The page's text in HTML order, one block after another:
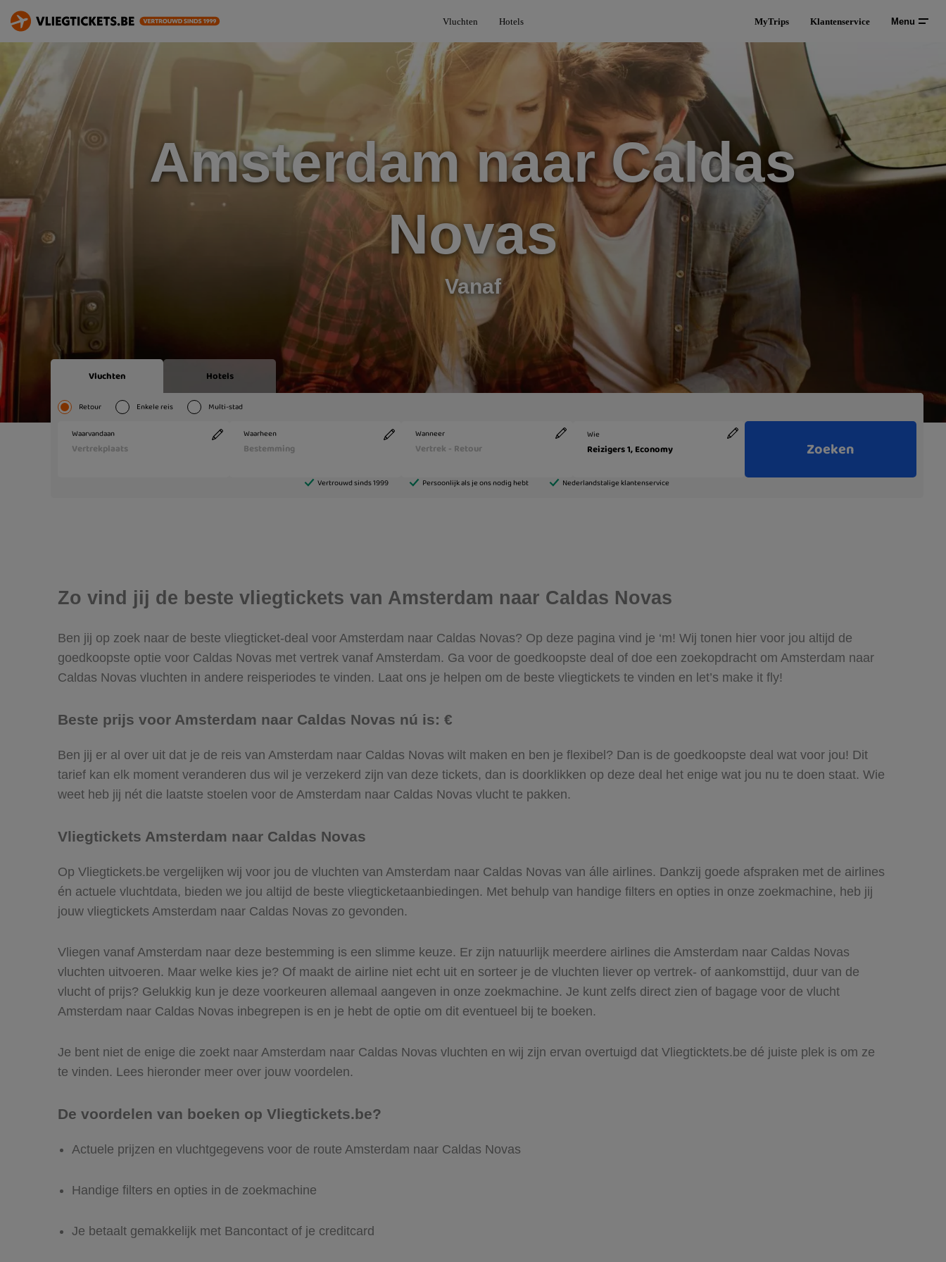
Vluchten Hotels MyTrips Klantenservice Menu
Amsterdam naar Caldas
Novas
Vanaf
Zo vind jij de beste vliegtickets van Amsterdam naar Caldas Novas
Ben jij op zoek naar de beste vliegticket-deal voor Amsterdam naar Caldas Novas? Op deze pagina vind je ‘m! Wij tonen hier voor jou altijd de
goedkoopste optie voor Caldas Novas met vertrek vanaf Amsterdam. Ga voor de goedkoopste deal of doe een zoekopdracht om Amsterdam naar
Caldas Novas vluchten in andere reisperiodes te vinden. Laat ons je helpen om de beste vliegtickets te vinden en let’s make it fly!
Beste prijs voor Amsterdam naar Caldas Novas nú is: €
Ben jij er al over uit dat je de reis van Amsterdam naar Caldas Novas wilt maken en ben je flexibel? Dan is de goedkoopste deal wat voor jou! Dit
tarief kan elk moment veranderen dus wil je verzekerd zijn van deze tickets, dan is doorklikken op deze deal het enige wat jou nu te doen staat. Wie
weet heb jij nét die laatste stoelen voor de Amsterdam naar Caldas Novas vlucht te pakken.
Vliegtickets Amsterdam naar Caldas Novas
Op Vliegtickets.be vergelijken wij voor jou de vluchten van Amsterdam naar Caldas Novas van álle airlines. Dankzij goede afspraken met de airlines
én actuele vluchtdata, bieden we jou altijd de beste vliegticketaanbiedingen. Met behulp van handige filters en opties in onze zoekmachine, heb jij
jouw vliegtickets Amsterdam naar Caldas Novas zo gevonden.
Vliegen vanaf Amsterdam naar deze bestemming is een slimme keuze. Er zijn natuurlijk meerdere airlines die Amsterdam naar Caldas Novas
vluchten uitvoeren. Maar welke kies je? Of maakt de airline niet echt uit en sorteer je de vluchten liever op vertrek- of aankomsttijd, duur van de
vlucht of prijs? Gelukkig kun je deze voorkeuren allemaal aangeven in onze zoekmachine. Je kunt zelfs direct zien of bagage voor de vlucht
Amsterdam naar Caldas Novas inbegrepen is en je hebt de optie om dit eventueel bij te boeken.
Je bent niet de enige die zoekt naar Amsterdam naar Caldas Novas vluchten en wij zijn ervan overtuigd dat Vliegticktets.be dé juiste plek is om ze
te vinden. Lees hieronder meer over jouw voordelen.
De voordelen van boeken op Vliegtickets.be?
Actuele prijzen en vluchtgegevens voor de route Amsterdam naar Caldas Novas
Handige filters en opties in de zoekmachine
Je betaalt gemakkelijk met Bancontact of je creditcard